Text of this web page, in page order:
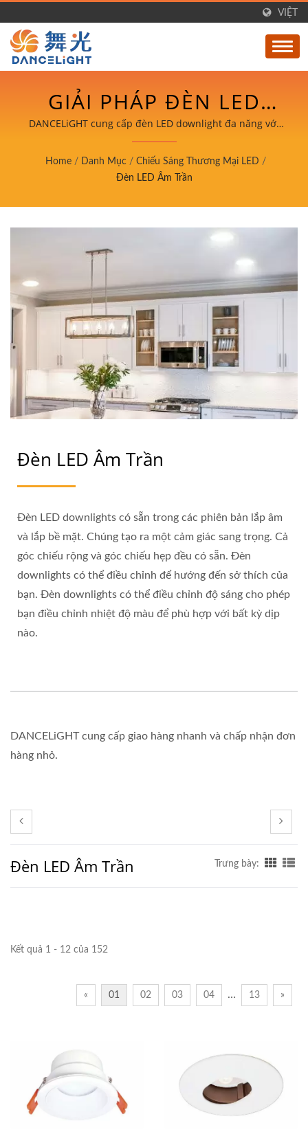
VIỆT
GIẢI PHÁP ĐÈN LED
DOWNLIGHT CHUYÊN
NGHIỆP CHO ỨNG
DỤNG THƯƠNG MẠI VÀ
DÂN DỤNG
DANCELiGHT cung cấp đèn LED downlight đa năng với
các cấu hình lắp âm trần và lắp nổi, có tùy chọn điều
chỉnh và điều chỉnh độ sáng cho bất kỳ dự án chiếu
sáng nào.
Home / Danh Mục / Chiếu Sáng Thương Mại LED /
Đèn LED Âm Trần
Đèn LED Âm Trần
Đèn LED downlights có sẵn trong các phiên bản lắp âm
và lắp bề mặt. Chúng tạo ra một cảm giác sang trọng. Cả
góc chiếu rộng và góc chiếu hẹp đều có sẵn. Đèn
downlights có thể điều chỉnh để hướng đến sở thích của
bạn. Đèn downlights có thể điều chỉnh độ sáng cho phép
bạn điều chỉnh nhiệt độ màu để phù hợp với bất kỳ dịp
nào.
DANCELiGHT cung cấp giao hàng nhanh và chấp nhận đơn
hàng nhỏ.
Đèn LED Âm Trần Trưng bày:
Kết quả 1 - 12 của 152
« 01 02 03 04 … 13 »